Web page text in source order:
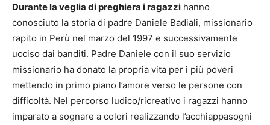
Durante la veglia di preghiera i ragazzi hanno
conosciuto la storia di padre Daniele Badiali, missionario
rapito in Perù nel marzo del 1997 e successivamente
ucciso dai banditi. Padre Daniele con il suo servizio
missionario ha donato la propria vita per i più poveri
mettendo in primo piano l’amore verso le persone con
difficoltà. Nel percorso ludico/ricreativo i ragazzi hanno
imparato a sognare a colori realizzando l’acchiappasogni